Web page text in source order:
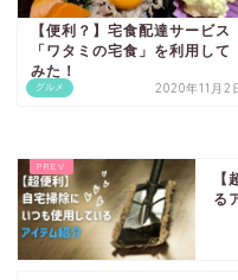
グルメ
【便利？】宅食配達サービス
「ワタミの宅食」を利用して
みた！
2020年11月2
る